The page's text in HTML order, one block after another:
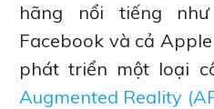
hãng nổi tiếng như
Facebook và cả
phát triển một loại
Augmented Reality